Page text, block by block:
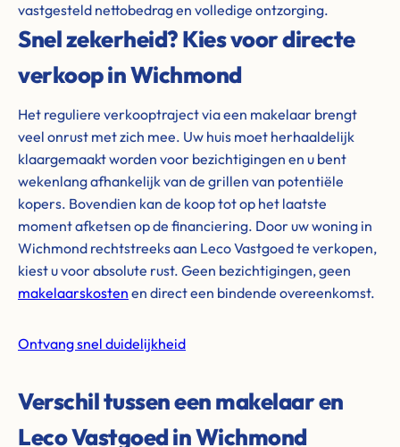
vastgesteld nettobedrag en volledige ontzorging.
Snel zekerheid? Kies voor directe
verkoop in Wichmond
Het reguliere verkooptraject via een makelaar brengt
veel onrust met zich mee. Uw huis moet herhaaldelijk
klaargemaakt worden voor bezichtigingen en u bent
wekenlang afhankelijk van de grillen van potentiële
kopers. Bovendien kan de koop tot op het laatste
moment afketsen op de financiering. Door uw woning in
Wichmond rechtstreeks aan Leco Vastgoed te verkopen,
kiest u voor absolute rust. Geen bezichtigingen, geen
makelaarskosten en direct een bindende overeenkomst.
Ontvang snel duidelijkheid
Verschil tussen een makelaar en
Leco Vastgoed in Wichmond